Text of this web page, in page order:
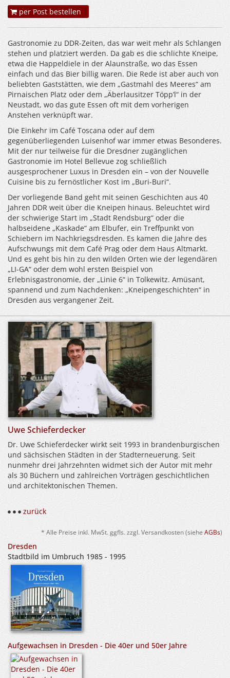
per Post bestellen
Gastronomie zu DDR-Zeiten, das war weit mehr als Schlangen
stehen und platziert werden. Da gab es die schlichte Kneipe,
etwa die Happeldiele in der Alaunstraße, wo das Essen
einfach und das Bier billig waren. Die Rede ist aber auch von
beliebten Gaststätten, wie dem „Gastmahl des Meeres“ am
Pirnaischen Platz oder dem „Äberlausitzer Töpp’l“ in der
Neustadt, wo das gute Essen oft mit dem vorherigen
Anstehen verknüpft war.
Die Einkehr im Café Toscana oder auf dem
gegenüberliegenden Luisenhof war immer etwas Besonderes.
Mit der nur teilweise für die Dresdner zugänglichen
Gastronomie im Hotel Bellevue zog schließlich
ausgesprochener Luxus in Dresden ein – von der Nouvelle
Cuisine bis zu fernöstlicher Kost im „Buri-Buri“.
Der vorliegende Band geht mit seinen Geschichten aus 40
Jahren DDR weit über die Kneipen hinaus. Beleuchtet wird
der schwierige Start im „Stadt Rendsburg“ oder die
halbseidene „Kaskade“ am Elbufer, ein Treffpunkt von
Schiebern im Nachkriegsdresden. Es kamen die Jahre des
Aufschwungs mit dem Café Prag oder dem Haus Altmarkt.
Und es geht bis hin zu den wilden Orten wie der legendären
„LI-GA“ oder dem wohl ersten Beispiel von
Erlebnisgastronomie, der „Linie 6“ in Tolkewitz. Amüsant,
spannend und zum Nachdenken: „Kneipengeschichten“ in
Dresden aus vergangener Zeit.
Uwe Schieferdecker
Dr. Uwe Schieferdecker wirkt seit 1993 in brandenburgischen
und sächsischen Städten in der Stadterneuerung. Seit
nunmehr drei Jahrzehnten widmet sich der Autor mit mehr
als 30 Büchern und zahlreichen Vorträgen geschichtlichen
und architektonischen Themen.
zurück
* Alle Preise inkl. MwSt. ggfls. zzgl. Versandkosten (siehe AGBs)
Dresden
Stadtbild im Umbruch 1985 - 1995
Aufgewachsen in Dresden - Die 40er und 50er Jahre